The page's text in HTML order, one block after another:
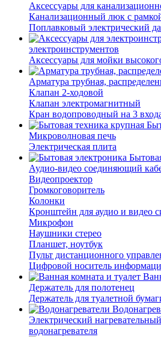
Аксессуары для
Канализационный люк с
Поплавковый электрический
электроинструментов
Аксессуары для мойки
Арматура трубная,
Клапан 2-ходовой
Клапан электромагнитный
Кран водопроводный на 3
Микроволновая печь
Электрическая плита
Аудио-видео соединяющий
Видеопроектор
Громкоговоритель
Колонки
Кронштейн для аудио и видео
Микрофон
Наушники стерео
Планшет, ноутбук
Пульт дистанционного
Цифровой носитель
Держатель для полотенец
Держатель для туалетной
Электрический
водонагревателя